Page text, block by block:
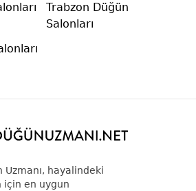
Trabzon Düğün
Salonları
Uzmanı, hayalindeki
için en uygun